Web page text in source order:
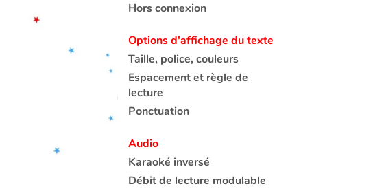
Hors connexion
Options d'affichage du texte
Taille, police, couleurs
Espacement et règle de
lecture
Ponctuation
Audio
Karaoké inversé
Débit de lecture modulable